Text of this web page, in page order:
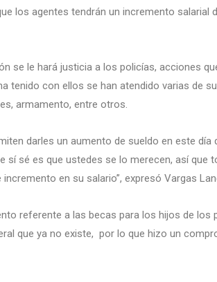
los agentes tendrán un incremento salarial
se le hará justicia a los policías, acciones
tenido con ellos se han atendido varias de
armamento, entre otros.
darles un aumento de sueldo en este día
sé es que ustedes se lo merecen, así que
en su salario”, expresó Vargas
referente a las becas para los hijos de los
que ya no existe, por lo que hizo un